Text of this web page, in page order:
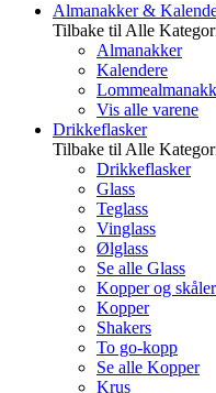
Almanakker &
Tilbake til Alle
Almanakker
Kalendere
Vis alle varene
Drikkeflasker
Tilbake til Alle
Drikkeflasker
Glass
Teglass
Vinglass
Ølglass
Se alle Glass
Kopper og skåler
Kopper
Shakers
To go-kopp
Se alle Kopper
Krus